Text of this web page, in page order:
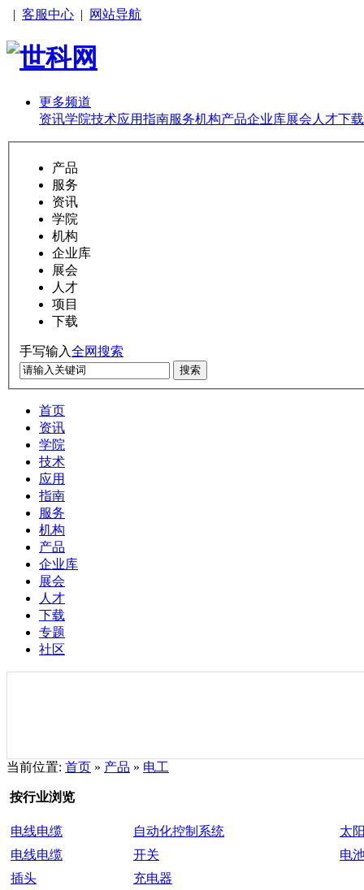
| 客服中心 | 网站导航
更多频道
资讯学院技术应用指南服务机构产品企业库展会 人才下载
产品
服务
资讯
学院
机构
企业库
展会
人才
项目
下载
手写输入全网搜索
搜索
首页
资讯
学院
技术
应用
指南
服务
机构
产品
企业库
展会
人才
下载
专题
社区
当前位置: 首页 » 产品 » 电工
按行业浏览
电线电缆 自动化控制系统
太
电线电缆
开关
电
插头
充电器